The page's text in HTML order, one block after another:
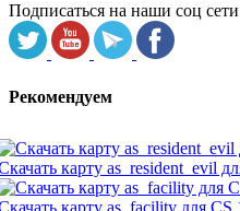
Подписаться на наши соц сети
Рекомендуем
карту as_resident_evil
карту as_facility для CS